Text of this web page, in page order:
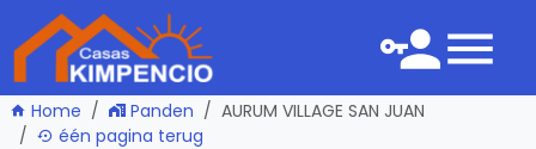
Home Panden
AURUM VILLAGE SAN JUAN
één pagina terug